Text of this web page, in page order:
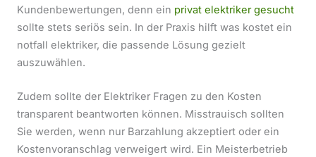
Kundenbewertungen, denn ein privat elektriker gesucht
sollte stets seriös sein. In der Praxis hilft was kostet ein
notfall elektriker, die passende Lösung gezielt
auszuwählen.
Zudem sollte der Elektriker Fragen zu den Kosten
transparent beantworten können. Misstrauisch sollten
Sie werden, wenn nur Barzahlung akzeptiert oder ein
Kostenvoranschlag verweigert wird. Ein Meisterbetrieb